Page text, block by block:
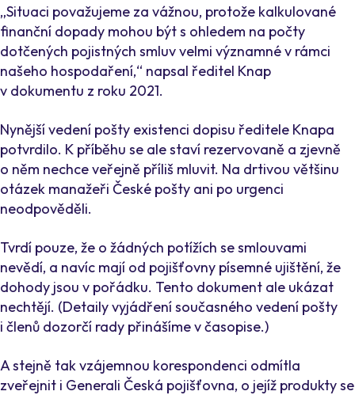
„Situaci považujeme za vážnou, protože kalkulované
finanční dopady mohou být s ohledem na počty
dotčených pojistných smluv velmi významné v rámci
našeho hospodaření,“ napsal ředitel Knap
v dokumentu z roku 2021.
Nynější vedení pošty existenci dopisu ředitele Knapa
potvrdilo. K příběhu se ale staví rezervovaně a zjevně
o něm nechce veřejně příliš mluvit. Na drtivou většinu
otázek manažeři České pošty ani po urgenci
neodpověděli.
Tvrdí pouze, že o žádných potížích se smlouvami
nevědí, a navíc mají od pojišťovny písemné ujištění, že
dohody jsou v pořádku. Tento dokument ale ukázat
nechtějí. (Detaily vyjádření současného vedení pošty
i členů dozorčí rady přinášíme v časopise.)
A stejně tak vzájemnou korespondenci odmítla
zveřejnit i Generali Česká pojišťovna, o jejíž produkty se